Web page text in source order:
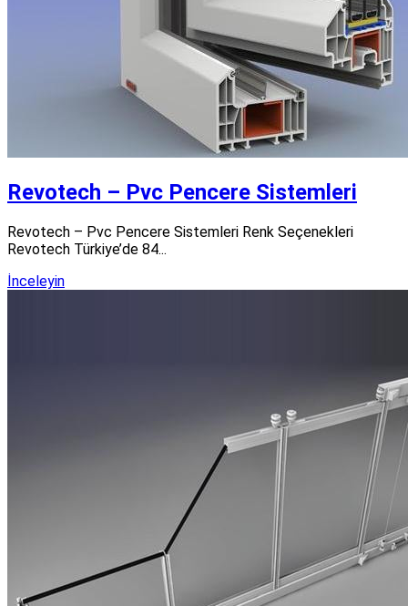
Revotech – Pvc Pencere Sistemleri
Revotech – Pvc Pencere Sistemleri Renk Seçenekleri
Revotech Türkiye’de 84...
İnceleyin